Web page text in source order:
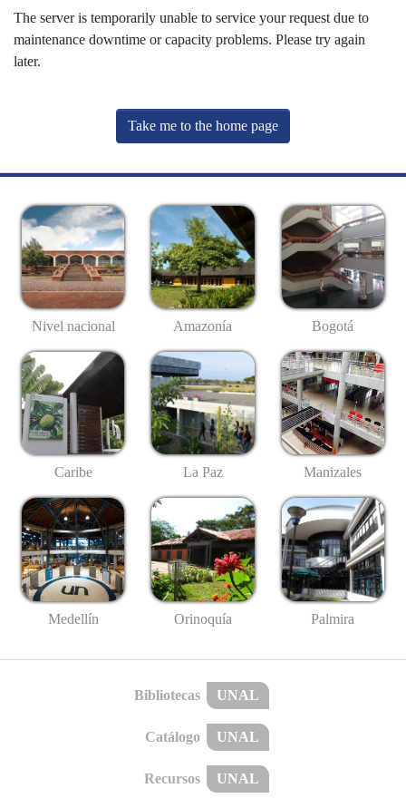
The server is temporarily unable to service your request due to
maintenance downtime or capacity problems. Please try again
later.
Take me to the home page
Nivel nacional Amazonía Bogotá
Caribe La Paz Manizales
Medellín Orinoquía Palmira
Bibliotecas UNAL
Catálogo UNAL
Recursos UNAL